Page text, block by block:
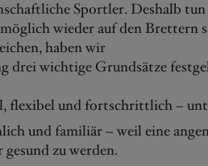
Sportler. Deshalb tun
wieder auf den Brettern
haben wir
drei wichtige Grundsätze
flexibel und fortschrittlich –
und familiär – weil eine
zu werden.